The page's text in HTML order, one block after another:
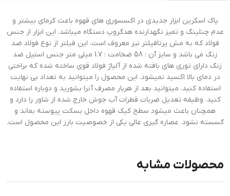
پاک اسکرین ابزار جدیدی در اکسسوری های قهوه باعث کرمای بیشتر و
عدم چنلینگ و تمیز نگهدارنده هدگروپ دستگاه میباشد. این ابزار از جنس
فولاد که به مش پرتافیلتر نیز معروف است. این فیلتر از نوع فولاد ضد
زنگ می باشد و سایز آن : 58 ضخامت : 1.7 میلی متر جنس استیل ضد
زنگ دارای توری های بافته شده از آلیاژ فولاد قوی ساخته شده که براحتی
در دمای بالا اکسید نمیشود. این محصول را میتوانید به تعداد بی نهایت
استفاده کنید. میتوانید بعد از هربار مصرف آنرا بشورید و دوباره استفاده
کنید. وظیفه تعدیل ضربات قطرات آب جوش خارج شده از شاور را دارد و
همچنان باعث میشود سطح کیک قهوه داخل بسکت پیوسته بماند و
گسسته نشود. عصاره گیری عالی یکی از خصوصیت بارز این محصول است.
محصولات مشابه